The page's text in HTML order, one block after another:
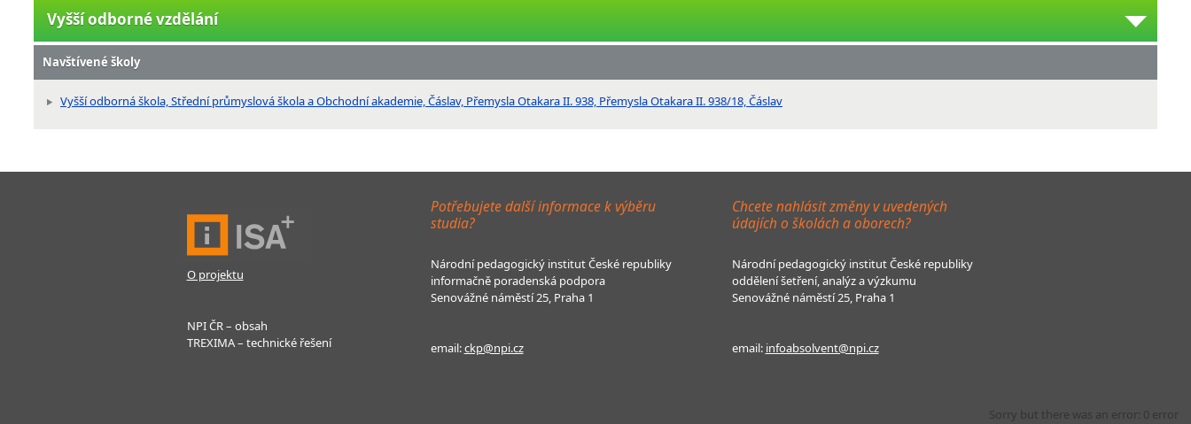
Vyšší odborné vzdělání
Navštívené školy
Vyšší odborná škola, Střední průmyslová škola a Obchodní akademie, Čáslav, Přemysla Otakara II. 938, Přemysla Otakara II. 938/18, Čáslav
Sorry but there was an error: 0 error
O projektu
NPI ČR – obsah
TREXIMA – technické řešení
Potřebujete další informace k výběru
studia?
Národní pedagogický institut České republiky
informačně poradenská podpora
Senovážné náměstí 25, Praha 1
email:ckp@npi.cz
Chcete nahlásit změny v uvedených
údajích o školách a oborech?
Národní pedagogický institut České republiky
oddělení šetření, analýz a výzkumu
Senovážné náměstí 25, Praha 1
email: infoabsolvent@npi.cz